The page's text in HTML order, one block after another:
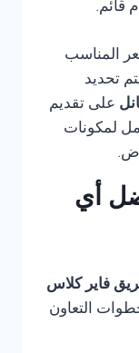
قائم.
المناسب
تحديد
على تقديم
لمكونات
أي
فاير كلاس
التعاون